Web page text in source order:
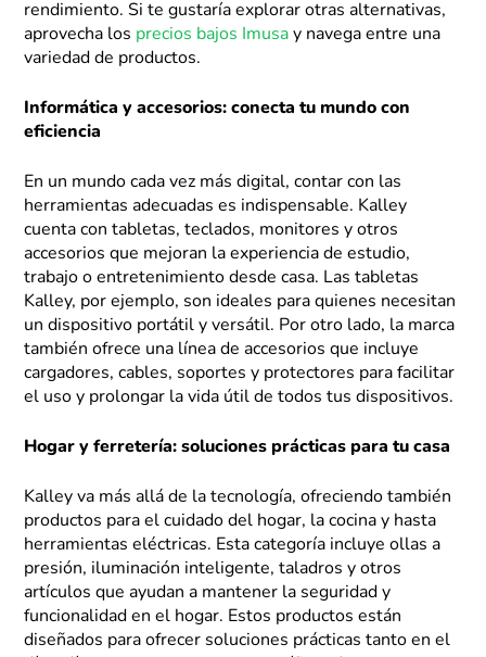
rendimiento. Si te gustaría explorar otras alternativas,
aprovecha los precios bajos Imusa y navega entre una
variedad de productos.
Informática y accesorios: conecta tu mundo con
eficiencia
En un mundo cada vez más digital, contar con las
herramientas adecuadas es indispensable. Kalley
cuenta con tabletas, teclados, monitores y otros
accesorios que mejoran la experiencia de estudio,
trabajo o entretenimiento desde casa. Las tabletas
Kalley, por ejemplo, son ideales para quienes necesitan
un dispositivo portátil y versátil. Por otro lado, la marca
también ofrece una línea de accesorios que incluye
cargadores, cables, soportes y protectores para facilitar
el uso y prolongar la vida útil de todos tus dispositivos.
Hogar y ferretería: soluciones prácticas para tu casa
Kalley va más allá de la tecnología, ofreciendo también
productos para el cuidado del hogar, la cocina y hasta
herramientas eléctricas. Esta categoría incluye ollas a
presión, iluminación inteligente, taladros y otros
artículos que ayudan a mantener la seguridad y
funcionalidad en el hogar. Estos productos están
diseñados para ofrecer soluciones prácticas tanto en el